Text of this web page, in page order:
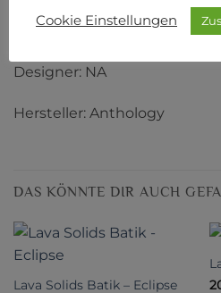
100% Baumwolle
Designer: NA
Hersteller: Anthology
DAS KÖNNTE DIR AUCH
Lava Solids Batik – Eclipse
Cookie Einstellungen